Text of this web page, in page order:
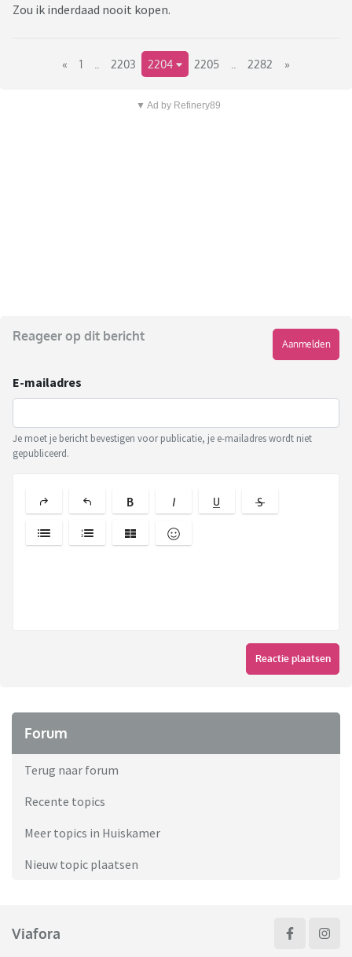
Zou ik inderdaad nooit kopen.
« 1 2203 2204 2205 2282 »
▼ Ad by Refinery89
Reageer op dit bericht
Aanmelden
E-mailadres
Je moet je bericht bevestigen voor publicatie, je e-mailadres wordt niet
gepubliceerd.
Reactie plaatsen
Forum
Terug naar forum
Recente topics
Meer topics in Huiskamer
Nieuw topic plaatsen
Viafora